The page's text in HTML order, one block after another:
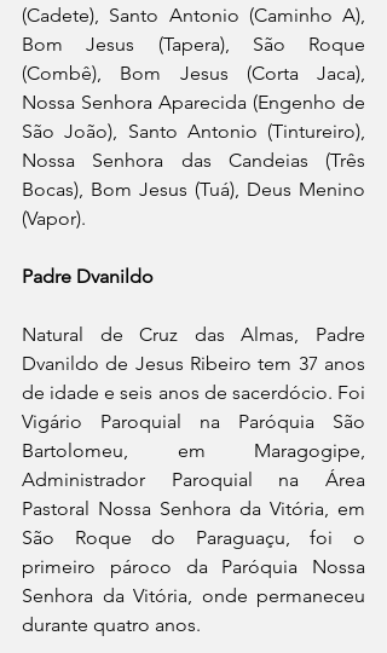
(Cadete), Santo Antonio (Caminho A),
Bom Jesus (Tapera), São Roque
(Combê), Bom Jesus (Corta Jaca),
Nossa Senhora Aparecida (Engenho de
São João), Santo Antonio (Tintureiro),
Nossa Senhora das Candeias (Três
Bocas), Bom Jesus (Tuá), Deus Menino
(Vapor).
Padre Dvanildo
Natural de Cruz das Almas, Padre
Dvanildo de Jesus Ribeiro tem 37 anos
de idade e seis anos de sacerdócio. Foi
Vigário Paroquial na Paróquia São
Bartolomeu, em Maragogipe,
Administrador Paroquial na Área
Pastoral Nossa Senhora da Vitória, em
São Roque do Paraguaçu, foi o
primeiro pároco da Paróquia Nossa
Senhora da Vitória, onde permaneceu
durante quatro anos.